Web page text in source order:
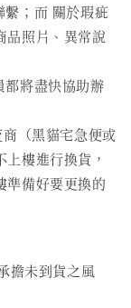
；而 關於瑕疵
品照片、異常說
將盡快協助辦
（黑貓宅急便或
樓進行換貨，
準備好要更換的
擔未到貨之風